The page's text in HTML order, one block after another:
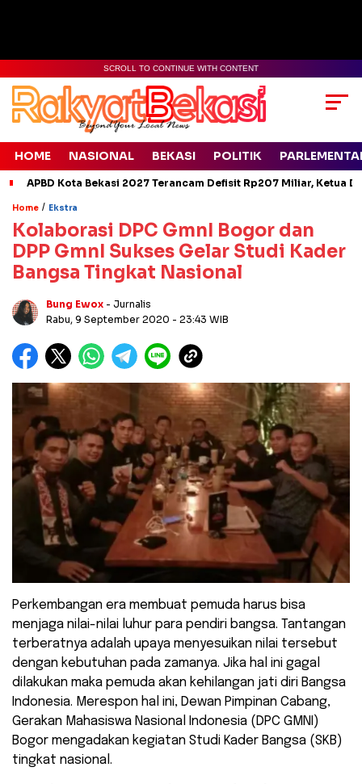
SCROLL TO CONTINUE WITH CONTENT
HOME NASIONAL BEKASI POLITIK
APBD Kota Bekasi 2027 Terancam Defisit Rp207 Miliar, Ketua
Home / Ekstra
Kolaborasi DPC GmnI Bogor dan
DPP GmnI Sukses Gelar Studi Kader
Bangsa Tingkat Nasional
Bung Ewox - Jurnalis
Rabu, 9 September 2020 - 23:43 WIB
Perkembangan era membuat pemuda harus bisa
menjaga nilai-nilai luhur para pendiri bangsa. Tantangan
terberatnya adalah upaya menyesuikan nilai tersebut
dengan kebutuhan pada zamanya. Jika hal ini gagal
dilakukan maka pemuda akan kehilangan jati diri Bangsa
Indonesia. Merespon hal ini, Dewan Pimpinan Cabang,
Gerakan Mahasiswa Nasional Indonesia (DPC GMNI)
Bogor mengadakan kegiatan Studi Kader Bangsa (SKB)
tingkat nasional.